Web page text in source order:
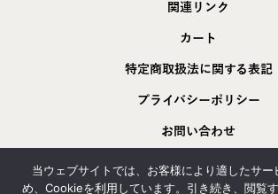
関連リンク
カート
特定商取扱法に関する表記
プライバシーポリシー
お問い合わせ
採用情報
当ウェブサイトでは、お客様により適したサー
め、Cookieを利用しています。引き続き、閲覧